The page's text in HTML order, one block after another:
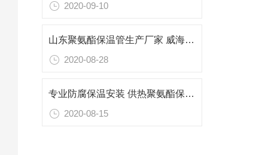
2020-09-10
山东聚氨酯保温管生产厂家 威海专业防腐保温材料
2020-08-28
专业防腐保温安装 供热聚氨酯保温管威海厂家
2020-08-15